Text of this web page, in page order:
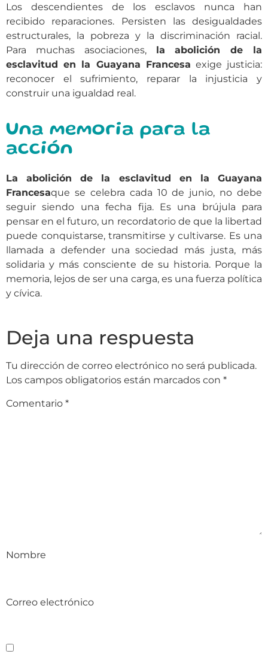
Los descendientes de los esclavos nunca han
recibido reparaciones. Persisten las desigualdades
estructurales, la pobreza y la discriminación racial.
Para muchas asociaciones, la abolición de la
esclavitud en la Guayana Francesa exige justicia:
reconocer el sufrimiento, reparar la injusticia y
construir una igualdad real.
Una memoria para la
acción
La abolición de la esclavitud en la Guayana
Francesaque se celebra cada 10 de junio, no debe
seguir siendo una fecha fija. Es una brújula para
pensar en el futuro, un recordatorio de que la libertad
puede conquistarse, transmitirse y cultivarse. Es una
llamada a defender una sociedad más justa, más
solidaria y más consciente de su historia. Porque la
memoria, lejos de ser una carga, es una fuerza política
y cívica.
Deja una respuesta
Tu dirección de correo electrónico no será publicada.
Los campos obligatorios están marcados con *
Comentario *
Nombre
Correo electrónico